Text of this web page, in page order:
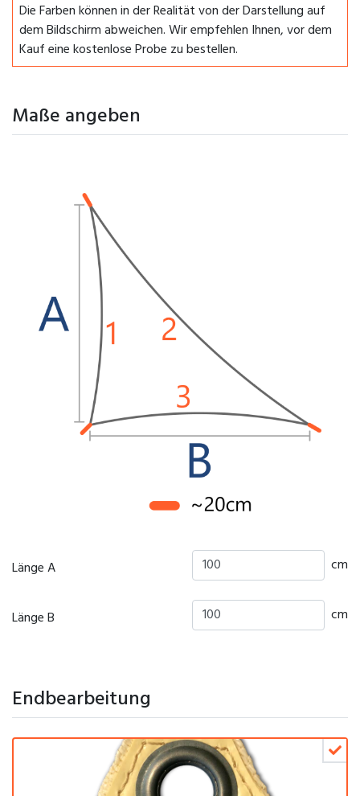
Die Farben können in der Realität von der Darstellung auf
dem Bildschirm abweichen. Wir empfehlen Ihnen, vor dem
Kauf eine kostenlose Probe zu bestellen.
Maße angeben
Länge A cm
Länge B cm
Endbearbeitung